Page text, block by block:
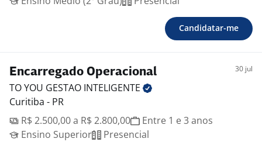
Candidatar-me
Encarregado Operacional 30 jul
TO YOU GESTAO INTELIGENTE
Curitiba - PR
R$ 2.500,00 a R$ 2.800,00
Entre 1 e 3 anos
Ensino Superior
Presencial